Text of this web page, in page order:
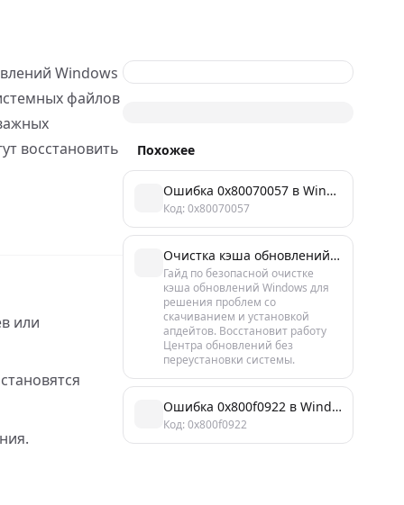
Windows
файлов
восстановить
или
становятся
Похожее
Ошибка 0x80070057 в Windows: неверный параметр
Код: 0x80070057
Очистка кэша обновлений Windows: пошаговая инструкция
Гайд по безопасной очистке
кэша обновлений Windows для
решения проблем со
скачиванием и установкой
апдейтов. Восстановит работу
Центра обновлений без
переустановки системы.
Ошибка 0x800f0922 в Windows: причины и 4 способа исправить
Код: 0x800f0922